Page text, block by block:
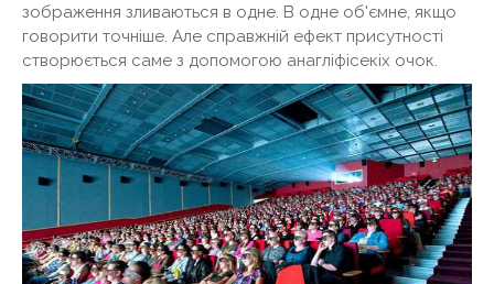
зображення зливаються в одне. В одне об'ємне, якщо
говорити точніше. Але справжній ефект присутності
створюється саме з допомогою анагліфісекіх очок.